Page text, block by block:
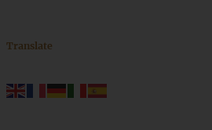
Translate